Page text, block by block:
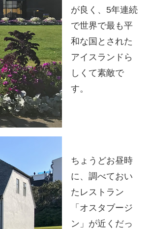
が良く、5年連続
で世界で最も平
和な国とされた
アイスランドら
しくて素敵で
す。
ちょうどお昼時
に、調べておい
たレストラン
「オスタブージ
ン」が近くだっ